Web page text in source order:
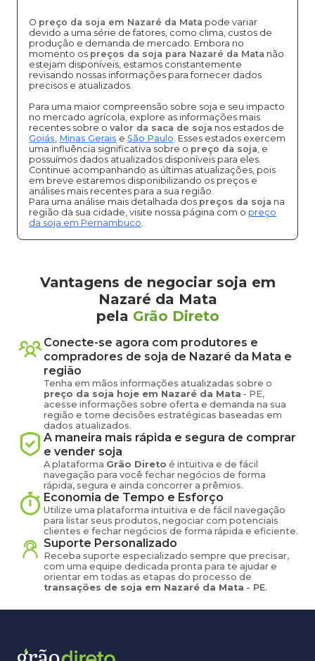
O preço da soja em Nazaré da Mata pode variar
devido a uma série de fatores, como clima, custos de
produção e demanda de mercado. Embora no
momento os preços da soja para Nazaré da Mata não
estejam disponíveis, estamos constantemente
revisando nossas informações para fornecer dados
precisos e atualizados.
Para uma maior compreensão sobre soja e seu impacto
no mercado agrícola, explore as informações mais
recentes sobre o valor da saca de soja nos estados de
Goiás, Minas Gerais e São Paulo. Esses estados exercem
uma influência significativa sobre o preço da soja, e
possuímos dados atualizados disponíveis para eles.
Continue acompanhando as últimas atualizações, pois
em breve estaremos disponibilizando os preços e
análises mais recentes para a sua região.
Para uma análise mais detalhada dos preços da soja na
região da sua cidade, visite nossa página com o preço
da soja em Pernambuco.
Vantagens de negociar soja em
Nazaré da Mata
pela Grão Direto
Conecte-se agora com produtores e
compradores de soja de Nazaré da Mata e
região
Tenha em mãos informações atualizadas sobre o
preço da soja hoje em Nazaré da Mata - PE,
acesse informações sobre oferta e demanda na sua
região e tome decisões estratégicas baseadas em
dados atualizados.
A maneira mais rápida e segura de comprar
e vender soja
A plataforma Grão Direto é intuitiva e de fácil
navegação para você fechar negócios de forma
rápida, segura e ainda concorrer a prêmios.
Economia de Tempo e Esforço
Utilize uma plataforma intuitiva e de fácil navegação
para listar seus produtos, negociar com potenciais
clientes e fechar negócios de forma rápida e eficiente.
Suporte Personalizado
Receba suporte especializado sempre que precisar,
com uma equipe dedicada pronta para te ajudar e
orientar em todas as etapas do processo de
transações de soja em Nazaré da Mata - PE.